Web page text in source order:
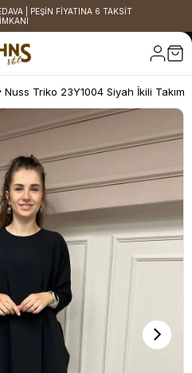
| PEŞİN FİYATINA 6 TAKSİT
İMKANI
Nuss Triko 23Y1004 Siyah İkili Takım